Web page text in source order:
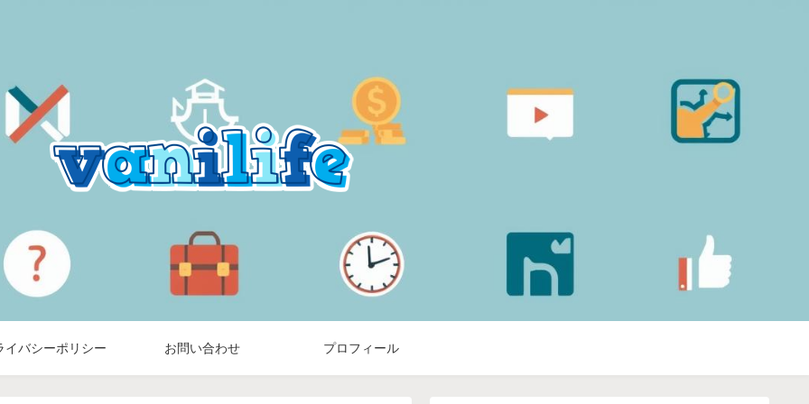
イバシーポリシー お問い合わせ プロフィール